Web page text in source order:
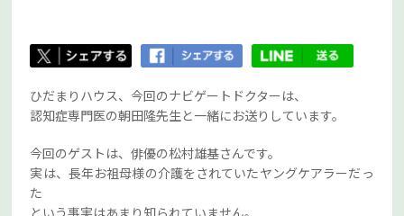
ひだまりハウス、今回のナビゲートドクターは、
認知症専門医の朝田隆先生と一緒にお送りしています。
今回のゲストは、俳優の松村雄基さんです。
実は、長年お祖母様の介護をされていたヤングケアラーだっ
た
という事実はあまり知られていません。